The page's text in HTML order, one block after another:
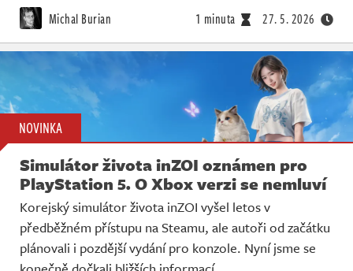
Michal Burian 1 minuta 27. 5. 2026
NOVINKA
Simulátor života inZOI oznámen pro
PlayStation 5. O Xbox verzi se nemluví
Korejský simulátor života inZOI vyšel letos v
předběžném přístupu na Steamu, ale autoři od začátku
plánovali i pozdější vydání pro konzole. Nyní jsme se